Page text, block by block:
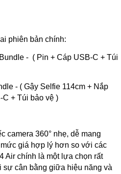
phiên bản chính:
- ( Pin + Cáp USB-C + Túi
- ( Gậy Selfie 114cm + Nắp
+ Túi bảo vệ )
camera 360° nhẹ, dễ mang
giá hợp lý hơn so với các
Air chính là một lựa chọn rất
sự cân bằng giữa hiệu năng và